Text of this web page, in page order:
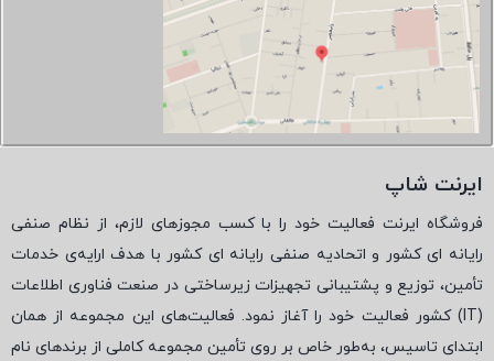
ایرنت شاپ
فروشگاه ایرنت فعالیت خود را با کسب مجوزهای لازم، از نظام صنفی
رایانه ای کشور و اتحادیه صنفی رایانه ای کشور با هدف ارایه‌ی خدمات
تأمین، توزیع و پشتیبانی تجهیزات زیرساختی در صنعت فناوری اطلاعات
(
IT) کشور فعالیت خود را آغاز نمود. فعالیت‌های این مجموعه از همان
ابتدای تاسیس، به‌طور خاص بر روی تأمین مجموعه کاملی از برندهای نام